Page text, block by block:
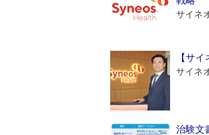
サイネ
【サ
サイネ
治験文